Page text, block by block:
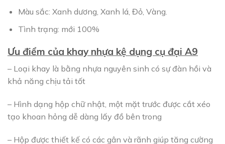
Màu sắc: Xanh dương, Xanh lá, Đỏ, Vàng.
Tình trạng: mới 100%
Ưu điểm của khay nhựa kệ dụng cụ đại A9
– Loại khay là bằng nhựa nguyên sinh có sự đàn hồi và
khả năng chịu tải tốt
– Hình dạng hộp chữ nhật, một mặt trước được cắt xéo
tạo khoan hỏng dễ dàng lấy đồ bên trong
– Hộp được thiết kế có các gân và rãnh giúp tăng cường